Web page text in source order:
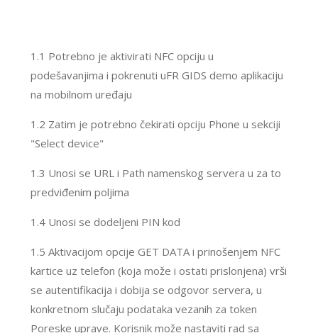
1.1 Potrebno je aktivirati NFC opciju u
podešavanjima i pokrenuti uFR GIDS demo aplikaciju
na mobilnom uređaju
1.2 Zatim je potrebno čekirati opciju Phone u sekciji
"Select device"
1.3 Unosi se URL i Path namenskog servera u za to
predviđenim poljima
1.4 Unosi se dodeljeni PIN kod
1.5 Aktivacijom opcije GET DATA i prinošenjem NFC
kartice uz telefon (koja može i ostati prislonjena) vrši
se autentifikacija i dobija se odgovor servera, u
konkretnom slučaju podataka vezanih za token
Poreske uprave. Korisnik može nastaviti rad sa